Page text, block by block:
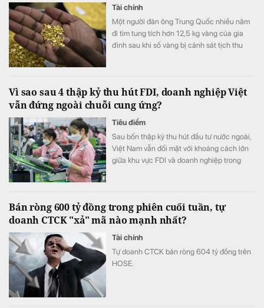
Tài chính
Một người đàn ông Trung Quốc nhiều năm
đi tìm tung tích hơn 12,5 kg vàng của gia
đình sau khi số vàng bị cảnh sát tịch thu
Vì sao sau 4 thập kỷ thu hút FDI, doanh nghiệp Việt
vẫn đứng ngoài chuỗi cung ứng?
Tiêu điểm
Sau bốn thập kỷ thu hút đầu tư nước ngoài,
Việt Nam vẫn đối mặt với khoảng cách lớn
giữa khu vực FDI và doanh nghiệp trong
nâng cao năng lực hấp thụ và thúc đẩy liên
kết giữa hai khu vực.
Bán ròng 600 tỷ đồng trong phiên cuối tuần, tự
doanh CTCK "xả" mã nào mạnh nhất?
Tài chính
Tự doanh CTCK bán ròng 604 tỷ đồng trên
HOSE.